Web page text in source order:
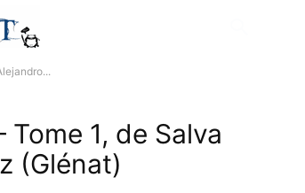
Tome 1, de Salva
(Glénat)